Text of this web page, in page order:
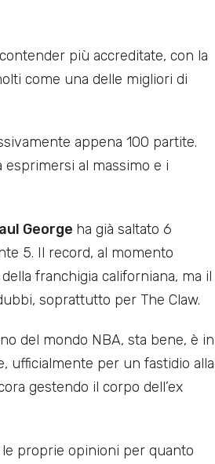
più accreditate, con la
come una delle migliori di
appena 100 partite.
al massimo e i
George ha già saltato 6
5. Il record, al momento
franchigia californiana, ma il
soprattutto per The Claw.
del mondo NBA, sta bene, è in
ufficialmente per un fastidio alla
gestendo il corpo dell’ex
proprie opinioni per quanto